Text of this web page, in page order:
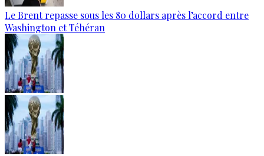
Le Brent repasse sous les 80 dollars après l’accord entre
Washington et Téhéran